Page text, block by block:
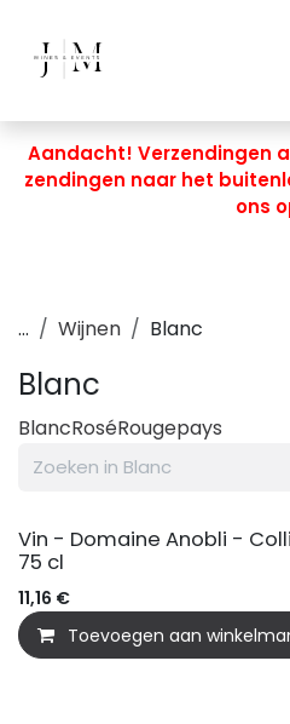
Aandacht! Verzendingen
zendingen naar het
ons
... Wijnen Blanc
Blanc
BlancRoséRougepays
Vin - Domaine Anobli -
75 cl
11,16 €
Toevoegen aan